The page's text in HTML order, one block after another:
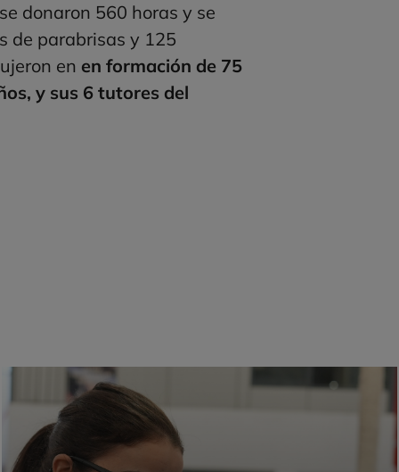
donaron 560 horas y se
de parabrisas y 125
en en formación de 75
y sus 6 tutores del